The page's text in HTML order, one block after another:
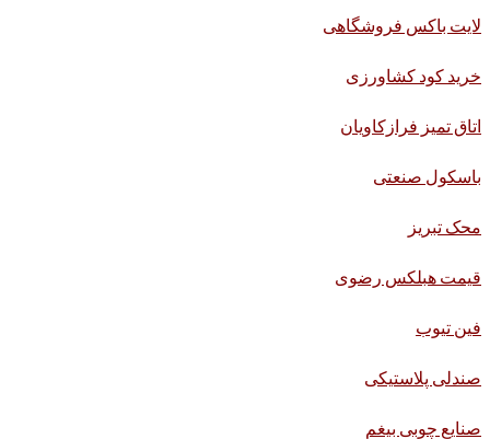
لایت باکس فروشگاهی
خرید کود کشاورزی
اتاق تمیز فرازکاویان
باسکول صنعتی
محک تبریز
قیمت هبلکس رضوی
فین تیوب
صندلی پلاستیکی
صنایع چوبی بیغم